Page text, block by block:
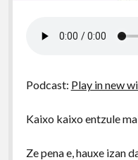
Podcast: Play in new
Kaixo kaixo entzule
Ze pena e, hauxe izan